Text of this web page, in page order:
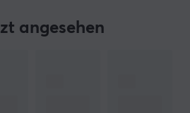
angesehen